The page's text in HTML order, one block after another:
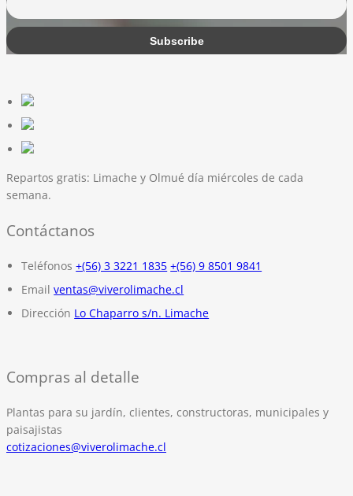
Repartos gratis: Limache y Olmué día miércoles de cada
semana.
Contáctanos
Teléfonos +(56) 3 3221 1835 +(56) 9 8501 9841
Email ventas@viverolimache.cl
Dirección Lo Chaparro s/n. Limache
Compras al detalle
Plantas para su jardín, clientes, constructoras, municipales y
paisajistas
cotizaciones@viverolimache.cl